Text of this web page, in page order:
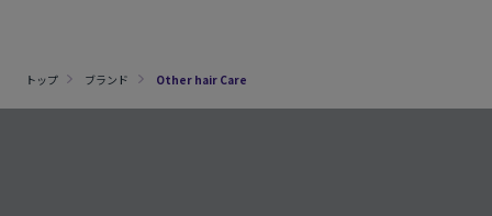
トップ ブランド Other hair Care